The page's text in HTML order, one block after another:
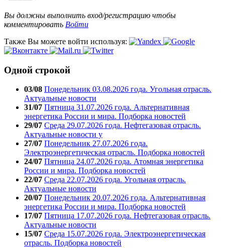
Вы должны выполнить вход/регистрацию чтобы
комментировать Войти
Также Вы можете войти используя:
Одной строкой
03/08 Понедельник 03.08.2026 года. Угольная отрасль.
Актуальные новости
31/07 Пятница 31.07.2026 года. Альтернативная
энергетика России и мира. Подборка новостей
29/07 Среда 29.07.2026 года. Нефтегазовая отрасль.
Актуальные новости у
27/07 Понедельник 27.07.2026 года.
Электроэнергетическая отрасль. Подборка новостей
24/07 Пятница 24.07.2026 года. Атомная энергетика
России и мира. Подборка новостей
22/07 Среда 22.07.2026 года. Угольная отрасль.
Актуальные новости
20/07 Понедельник 20.07.2026 года. Альтернативная
энергетика России и мира. Подборка новостей
17/07 Пятница 17.07.2026 года. Нефтегазовая отрасль.
Актуальные новости
15/07 Среда 15.07.2026 года. Электроэнергетическая
отрасль. Подборка новостей